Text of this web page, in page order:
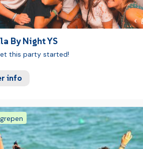
circa 1,00 € per persoon per
By Night YS
this party started!
info